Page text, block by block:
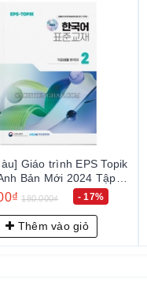
Giáo trình EPS Topik
Bản Mới 2024 Tập 1
상생활 한국어)
180.000₫ - 17%
Thêm vào giỏ